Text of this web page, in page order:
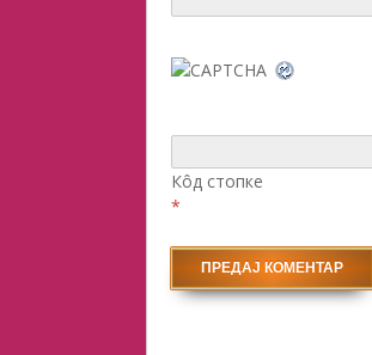
Кôд стопке
*